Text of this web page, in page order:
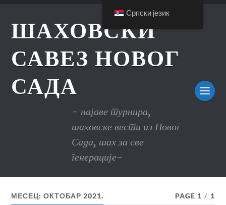
ШАХОВСКИ
САВЕЗ НОВОГ
САДА
- најаве турнира,
шаховске вести из Новог
Сада, шах за све
генерације-
МЕСЕЦ:ОКТОБАР 2021. PAGE 1 / 1
Српски језик